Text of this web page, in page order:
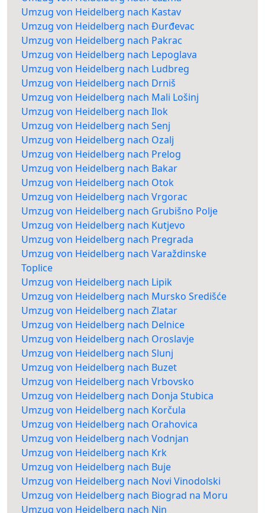
Umzug von Heidelberg nach Kastav
Umzug von Heidelberg nach Đurđevac
Umzug von Heidelberg nach Pakrac
Umzug von Heidelberg nach Lepoglava
Umzug von Heidelberg nach Ludbreg
Umzug von Heidelberg nach Drniš
Umzug von Heidelberg nach Mali Lošinj
Umzug von Heidelberg nach Ilok
Umzug von Heidelberg nach Senj
Umzug von Heidelberg nach Ozalj
Umzug von Heidelberg nach Prelog
Umzug von Heidelberg nach Bakar
Umzug von Heidelberg nach Otok
Umzug von Heidelberg nach Vrgorac
Umzug von Heidelberg nach Grubišno Polje
Umzug von Heidelberg nach Kutjevo
Umzug von Heidelberg nach Pregrada
Umzug von Heidelberg nach Varaždinske
Toplice
Umzug von Heidelberg nach Lipik
Umzug von Heidelberg nach Mursko Središće
Umzug von Heidelberg nach Zlatar
Umzug von Heidelberg nach Delnice
Umzug von Heidelberg nach Oroslavje
Umzug von Heidelberg nach Slunj
Umzug von Heidelberg nach Buzet
Umzug von Heidelberg nach Vrbovsko
Umzug von Heidelberg nach Donja Stubica
Umzug von Heidelberg nach Korčula
Umzug von Heidelberg nach Orahovica
Umzug von Heidelberg nach Vodnjan
Umzug von Heidelberg nach Krk
Umzug von Heidelberg nach Buje
Umzug von Heidelberg nach Novi Vinodolski
Umzug von Heidelberg nach Biograd na Moru
Umzug von Heidelberg nach Nin